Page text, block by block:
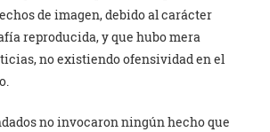
de imagen, debido al carácter
reproducida, y que hubo mera
no existiendo ofensividad en el
no invocaron ningún hecho que